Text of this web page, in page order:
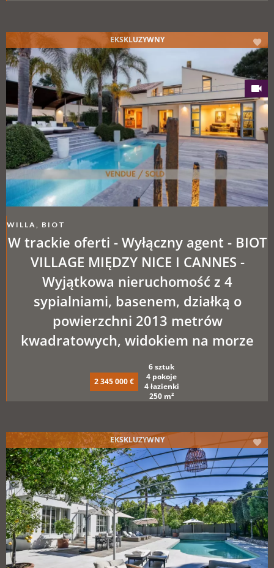
WILLA, BIOT
W trackie oferti - Wyłączny agent - BIOT
VILLAGE MIĘDZY NICE I CANNES -
Wyjątkowa nieruchomość z 4
sypialniami, basenem, działką o
powierzchni 2013 metrów
kwadratowych, widokiem na morze
2 345 000 €
6 sztuk
4 pokoje
4 łazienki
250 m²
EKSKLUZYWNY
EKSKLUZYWNY